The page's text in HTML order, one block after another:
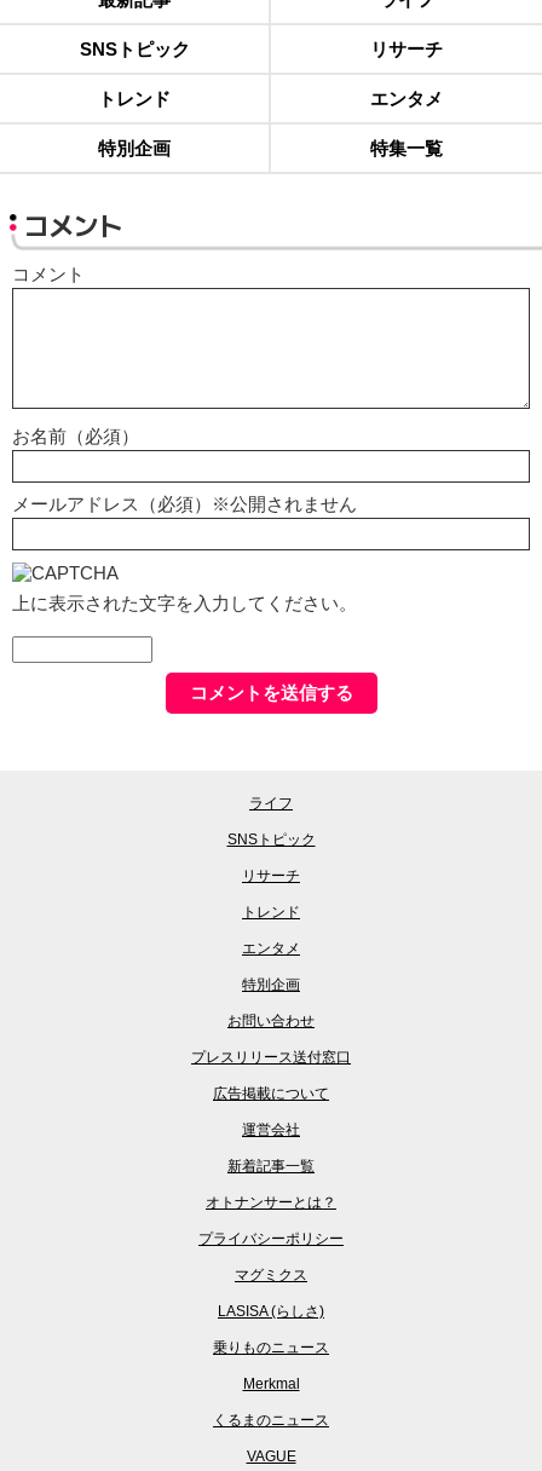
SNSトピック リサーチ
トレンド エンタメ
特別企画 特集一覧
コメント
コメント
お名前（必須）
メールアドレス（必須）※公開されません
上に表示された文字を入力してください。
ライフ
SNSトピック
リサーチ
トレンド
エンタメ
特別企画
お問い合わせ
プレスリリース送付窓口
広告掲載について
運営会社
新着記事一覧
オトナンサーとは？
プライバシーポリシー
マグミクス
LASISA (らしさ)
乗りものニュース
Merkmal
くるまのニュース
VAGUE